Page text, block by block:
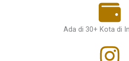
Ada di 30+ Kota di